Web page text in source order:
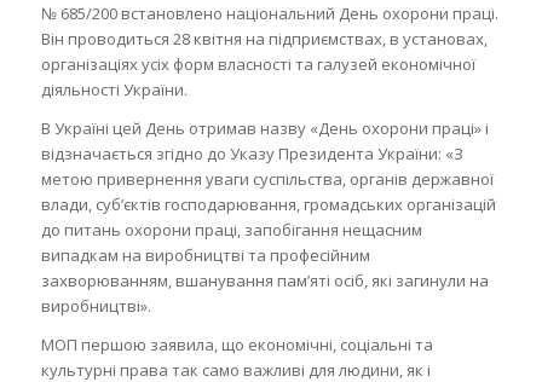
№ 685/200 встановлено національний День охорони праці.
Він проводиться 28 квітня на підприємствах, в установах,
організаціях усіх форм власності та галузей економічної
діяльності України.
В Україні цей День отримав назву «День охорони праці» і
відзначається згідно до Указу Президента України: «З
метою привернення уваги суспільства, органів державної
влади, суб’єктів господарювання, громадських організацій
до питань охорони праці, запобігання нещасним
випадкам на виробництві та професійним
захворюванням, вшанування пам’яті осіб, які загинули на
виробництві».
МОП першою заявила, що економічні, соціальні та
культурні права так само важливі для людини, як і